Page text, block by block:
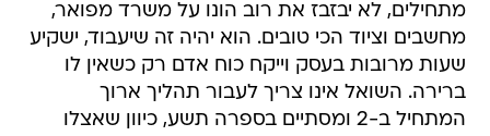
מתחילים, לא יבזבז את רוב הונו על משרד מפואר,
מחשבים וציוד הכי טובים. הוא יהיה זה שיעבוד, ישקיע
שעות מרובות בעסק וייקח כוח אדם רק כשאין לו
ברירה. השואל אינו צריך לעבור תהליך ארוך
המתחיל ב-2 ומסתיים בספרה תשע, כיוון שאצלו